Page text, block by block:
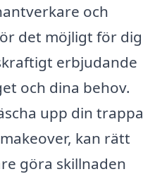
och
det möjligt för dig
erbjudande
och dina behov.
upp din trappa
kan rätt
göra skillnaden